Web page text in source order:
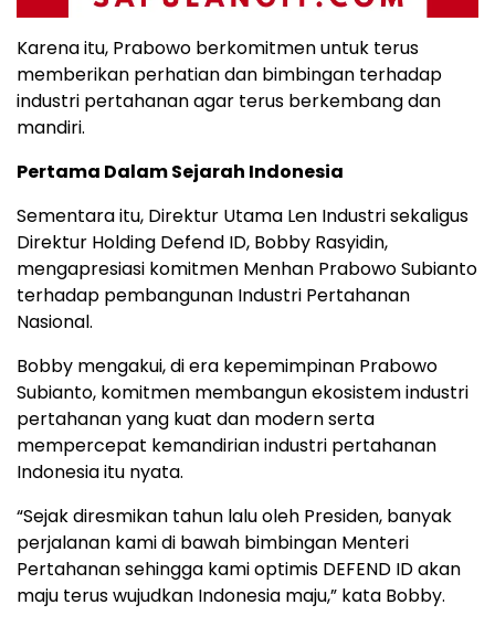
Karena itu, Prabowo berkomitmen untuk terus
memberikan perhatian dan bimbingan terhadap
industri pertahanan agar terus berkembang dan
mandiri.
Pertama Dalam Sejarah Indonesia
Sementara itu, Direktur Utama Len Industri sekaligus
Direktur Holding Defend ID, Bobby Rasyidin,
mengapresiasi komitmen Menhan Prabowo Subianto
terhadap pembangunan Industri Pertahanan
Nasional.
Bobby mengakui, di era kepemimpinan Prabowo
Subianto, komitmen membangun ekosistem industri
pertahanan yang kuat dan modern serta
mempercepat kemandirian industri pertahanan
Indonesia itu nyata.
“Sejak diresmikan tahun lalu oleh Presiden, banyak
perjalanan kami di bawah bimbingan Menteri
Pertahanan sehingga kami optimis DEFEND ID akan
maju terus wujudkan Indonesia maju,” kata Bobby.